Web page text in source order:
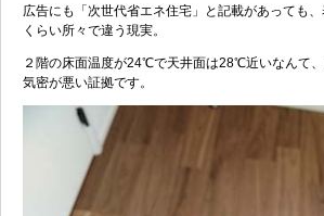
広告にも「次世代省エネ住宅」と記載があっても
くらい所々で違う現実。
２階の床面温度が24℃で天井面は28℃近いなんて
気密が悪い証拠です。